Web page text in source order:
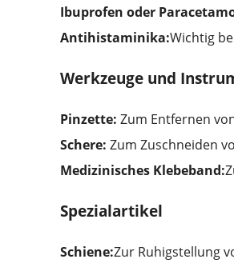
Ibuprofen oder
Antihistaminika:Wichtig
Werkzeuge und
Pinzette: Zum Entfernen
Schere: Zum Zuschneiden
Medizinisches Klebeband:
Spezialartikel
Schiene:Zur Ruhigstellung